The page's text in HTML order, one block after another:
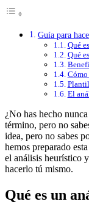
Guía para
Qué
Qué
El
¿No has hecho
término, pero no
idea, pero no sabes
hemos preparado
el análisis heurístico
hacerlo tú mismo.
Qué es un